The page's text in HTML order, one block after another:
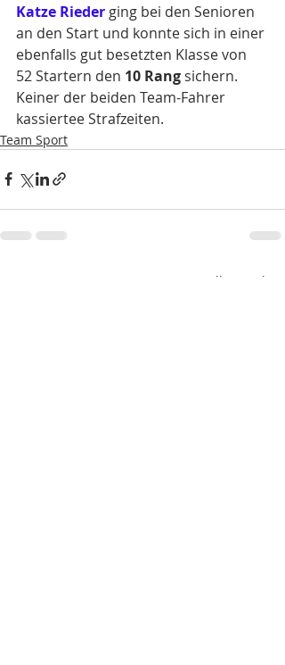
Katze Rieder ging bei den Senioren
an den Start und konnte sich in einer
ebenfalls gut besetzten Klasse von
52 Startern den 10 Rang sichern.
Keiner der beiden Team-Fahrer
kassiertee Strafzeiten.
Team Sport
Alle ansehen